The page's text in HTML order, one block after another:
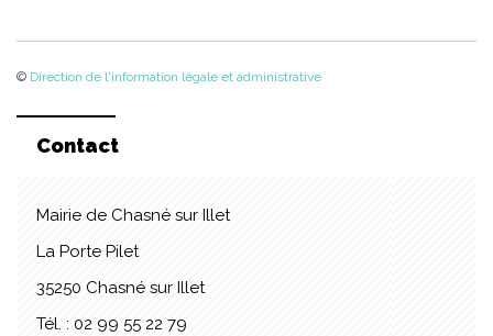
© Direction de l'information légale et administrative
Contact
Mairie de Chasné sur Illet
La Porte Pilet
35250 Chasné sur Illet
Tél. : 02 99 55 22 79